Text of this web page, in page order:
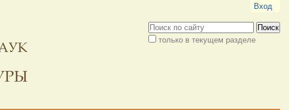
Вход
Поиск
только в текущем разделе